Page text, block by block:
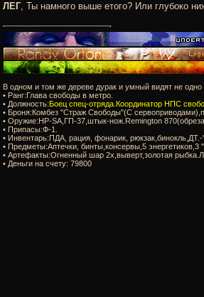
ЛЕГ, Ты намного выше етого? Или глубоко
В одном и том же дереве дурак и умный видят не
• Ранг:Глава свободы в метро.
• Должность:Боец спец-отряда.Координатор НПС
• Броня:Комбез "Страж Свободы"(С
• Оружие:HP-SA,ГП-37,штык-нож.Remington
• Припасы:Ф-1.
• Инвентарь:ПДА, рация, фонарик,
• Предметы:Аптечки, бинты,консервы,5 энергетиков,3
• Артефакты:Огненный шар 2х,выверт,золотая
• Деньги на счету: 79800